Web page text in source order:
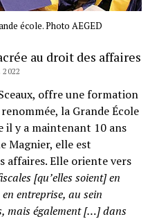
école. Photo AEGED
au droit des affaires
2022
offre une formation
la Grande École
il y a maintenant 10 ans
Magnier, elle est
affaires. Elle oriente vers
[qu’elles soient] en
entreprise, au sein
mais également […] dans